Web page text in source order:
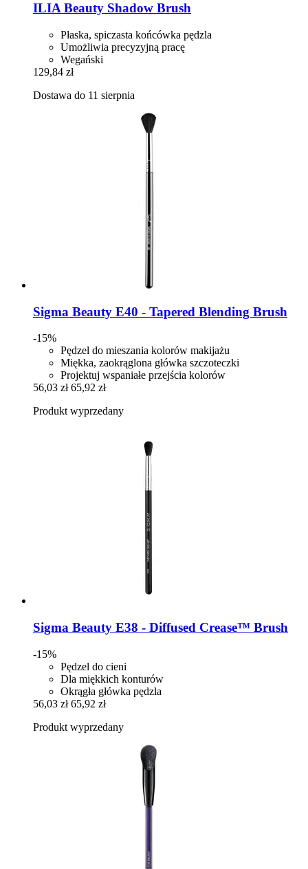
ILIA Beauty Shadow Brush
Płaska, spiczasta końcówka pędzla
Umożliwia precyzyjną pracę
Wegański
129,84 zł
Dostawa do 11 sierpnia
Sigma Beauty E40 -​ Tapered Blending Brush
-15%
Pędzel do mieszania kolorów makijażu
Miękka, zaokrąglona główka szczoteczki
Projektuj wspaniałe przejścia kolorów
56,03 zł 65,92 zł
Produkt wyprzedany
Sigma Beauty E38 -​ Diffused Crease™ Brush
-15%
Pędzel do cieni
Dla miękkich konturów
Okrągła główka pędzla
56,03 zł 65,92 zł
Produkt wyprzedany